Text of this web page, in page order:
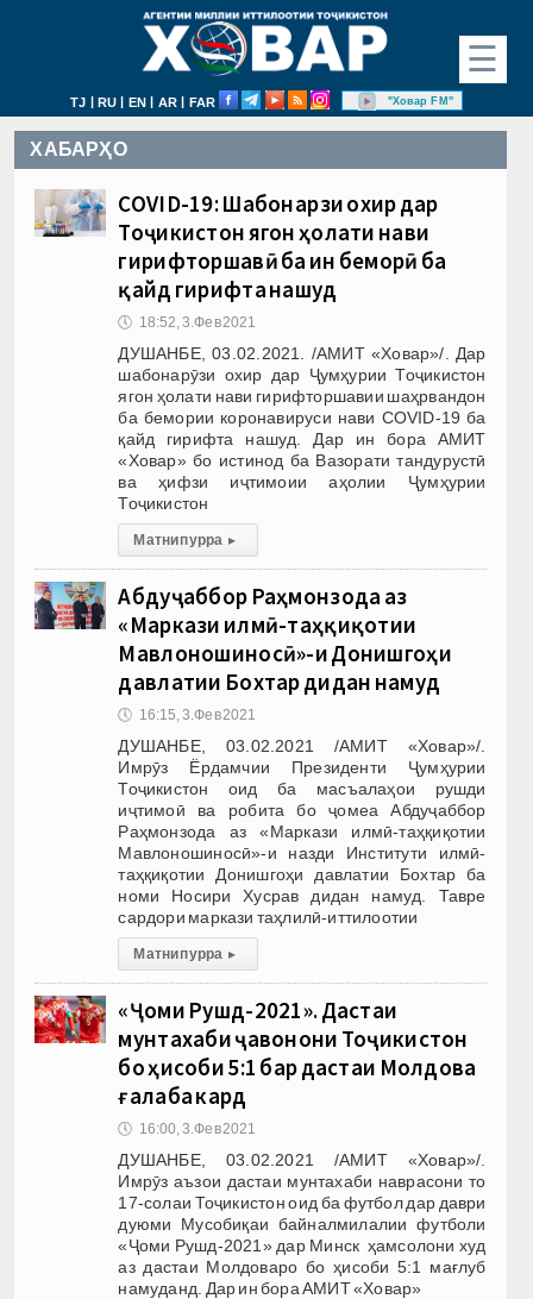
☰
TJ | RU | EN | AR | FAR "Ховар FM"
ХАБАРҲО
COVID-19: Шабонарӯзи охир дар
Тоҷикистон ягон ҳолати нави
гирифторшавӣ ба ин беморӣ ба
қайд гирифта нашуд
🕔 18:52, 3.Фев 2021
ДУШАНБЕ, 03.02.2021. /АМИТ «Ховар»/. Дар
шабонарӯзи охир дар Ҷумҳурии Тоҷикистон
ягон ҳолати нави гирифторшавии шаҳрвандон
ба бемории коронавируси нави COVID-19 ба
қайд гирифта нашуд. Дар ин бора АМИТ
«Ховар» бо истинод ба Вазорати тандурустӣ
ва ҳифзи иҷтимоии аҳолии Ҷумҳурии
Тоҷикистон
Матни пурра ▸
Абдуҷаббор Раҳмонзода аз
«Маркази илмӣ-таҳқиқотии
Мавлоношиносӣ»-и Донишгоҳи
давлатии Бохтар дидан намуд
🕔 16:15, 3.Фев 2021
ДУШАНБЕ, 03.02.2021 /АМИТ «Ховар»/.
Имрӯз Ёрдамчии Президенти Ҷумҳурии
Тоҷикистон оид ба масъалаҳои рушди
иҷтимоӣ ва робита бо ҷомеа Абдуҷаббор
Раҳмонзода аз «Маркази илмӣ-таҳқиқотии
Мавлоношиносӣ»-и назди Институти илмӣ-
таҳқиқотии Донишгоҳи давлатии Бохтар ба
номи Носири Хусрав дидан намуд. Тавре
сардори маркази таҳлилӣ-иттилоотии
Матни пурра ▸
«Ҷоми Рушд-2021». Дастаи
мунтахаби ҷавонони Тоҷикистон
бо ҳисоби 5:1 бар дастаи Молдова
ғалаба кард
🕔 16:00, 3.Фев 2021
ДУШАНБЕ, 03.02.2021 /АМИТ «Ховар»/.
Имрӯз аъзои дастаи мунтахаби наврасони то
17-солаи Тоҷикистон оид ба футбол дар даври
дуюми Мусобиқаи байналмилалии футболи
«Ҷоми Рушд-2021» дар Минск ҳамсолони худ
аз дастаи Молдоваро бо ҳисоби 5:1 мағлуб
намуданд. Дар ин бора АМИТ «Ховар»